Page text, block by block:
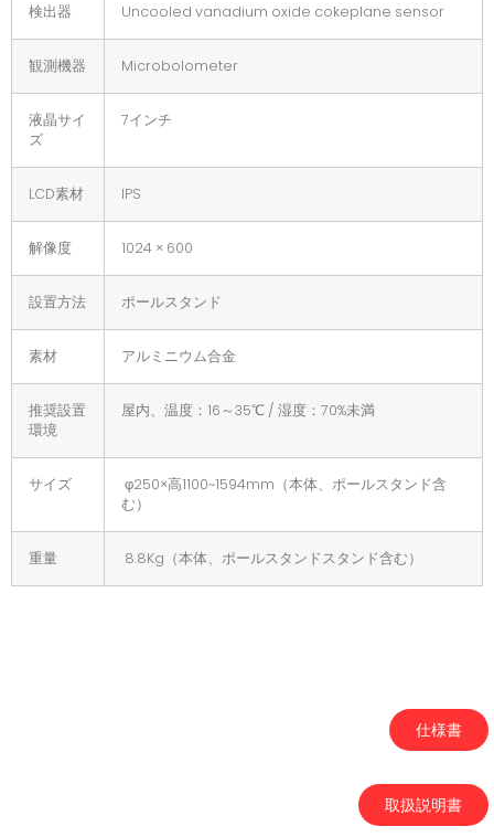
検出器 Uncooled vanadium oxide cokeplane sensor
観測機器 Microbolometer
液晶サイ
ズ
7インチ
LCD素材 IPS
解像度 1024 × 600
設置方法 ポールスタンド
素材 アルミニウム合金
推奨設置
環境
屋内、温度：16～35℃ / 湿度：70%未満
サイズ
φ250×高1100~1594mm（本体、ポールスタンド含
む）
重量 8.8Kg（本体、ポールスタンドスタンド含む）
仕様書
取扱説明書